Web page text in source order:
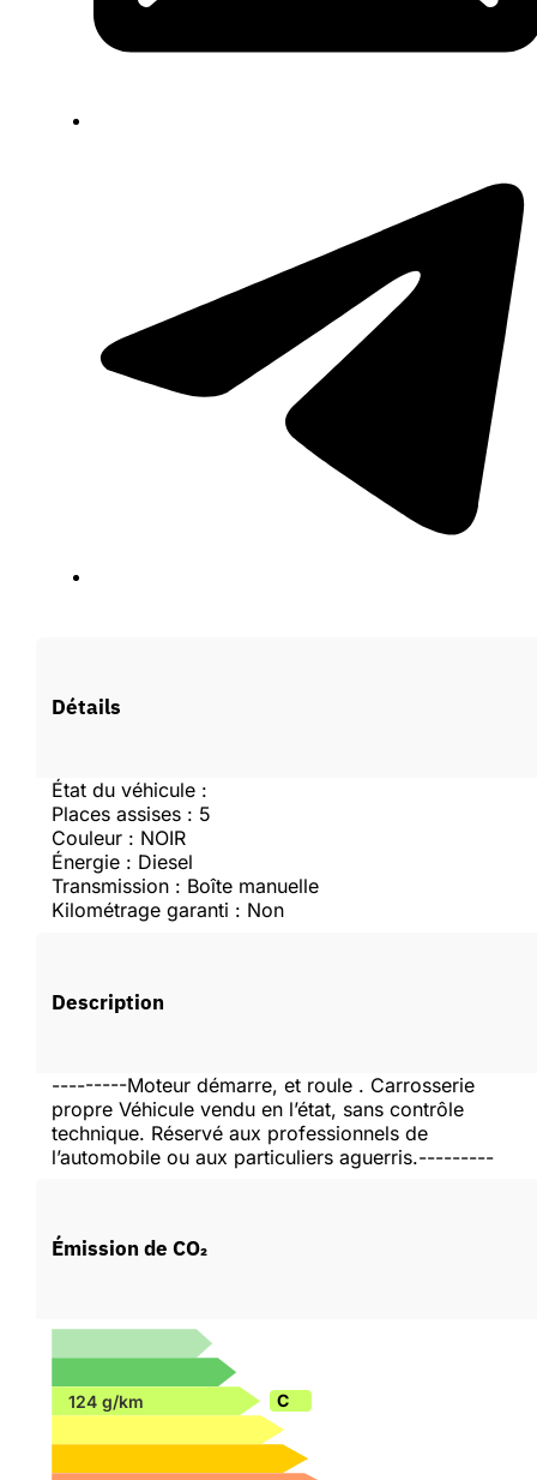
Détails
État du véhicule :
Places assises : 5
Couleur : NOIR
Énergie : Diesel
Transmission : Boîte manuelle
Kilométrage garanti : Non
Description
---------Moteur démarre, et roule . Carrosserie
propre Véhicule vendu en l’état, sans contrôle
technique. Réservé aux professionnels de
l’automobile ou aux particuliers aguerris.---------
Émission de CO₂
C